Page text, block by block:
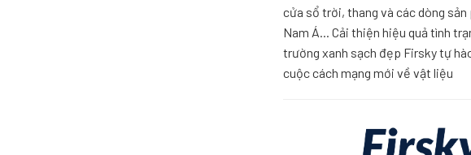
cửa sổ trời, thang và các dòng
Nam Á... Cải thiện hiệu quả tình
trường xanh sạch đẹp Firsky tự
cuộc cách mạng mới về vật liệu